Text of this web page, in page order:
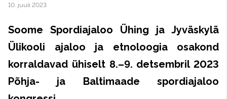
10. juuli 2023
Soome Spordiajaloo Ühing ja Jyväskylä
Ülikooli ajaloo ja etnoloogia osakond
korraldavad ühiselt 8.–9. detsembril 2023
Põhja- ja Baltimaade spordiajaloo